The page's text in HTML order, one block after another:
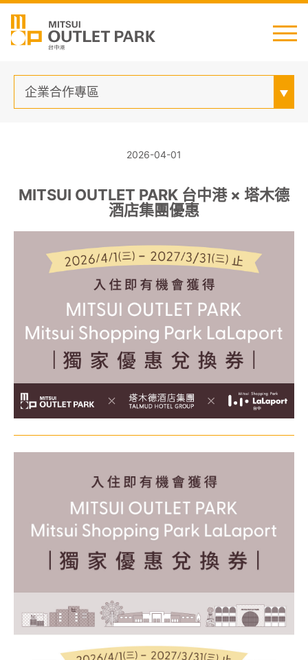
English 日本語 简中 繁中
交通資訊
顧客服務
關於我們
線上DM
企業合作專區
2026-04-01
MITSUI OUTLET PARK 台中港 × 塔木德
酒店集團優惠